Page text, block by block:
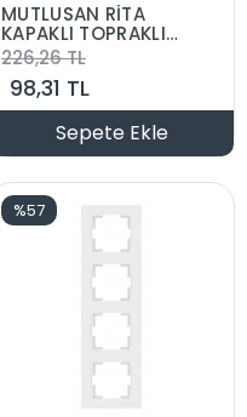
MUTLUSAN RİTA
KAPAKLI TOPRAKLI
PRİZ
226,26 TL
98,31 TL
Sepete Ekle
%57